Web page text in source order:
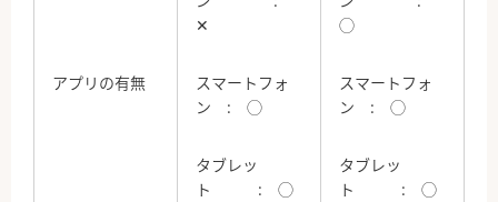
アプリの有無
✕
スマートフォ
ン : ◯
タブレッ
ト : ◯
◯
スマートフォ
ン : ◯
タブレッ
ト : ◯